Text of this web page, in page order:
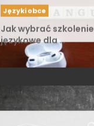
Języki obce
Jak wybrać szkolenie
językowe dla …